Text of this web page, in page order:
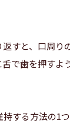
すと、口周
で歯を押すよ
する方法の1